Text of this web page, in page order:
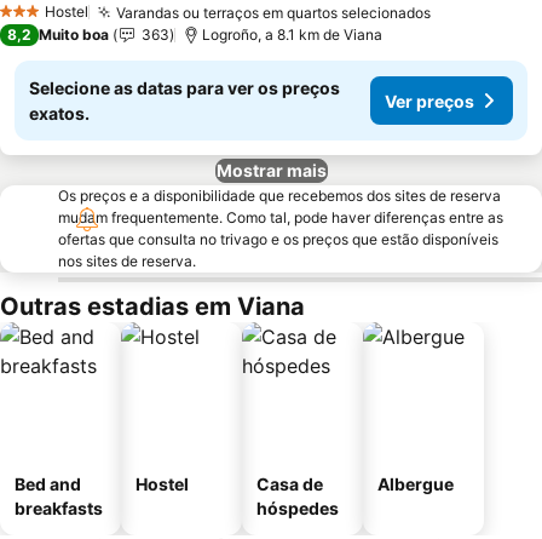
3 EstrelasHostel Varandas ou terraços em quartos selecionadosVer preços
Ver preços
8,2 Muito boa 363 Logroño, a 8.1 km de Viana
Selecione as datas para ver os preços
exatos.
Ver preços
Mostrar mais
Os preços e a disponibilidade que recebemos dos sites de reserva
mudam frequentemente. Como tal, pode haver diferenças entre as
ofertas que consulta no trivago e os preços que estão disponíveis
nos sites de reserva.
Outras estadias em Viana
Bed and
breakfasts
Hostel
Casa de
hóspedes
Albergue